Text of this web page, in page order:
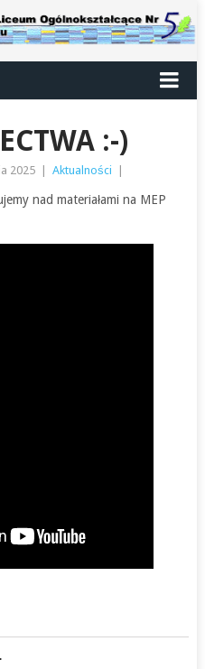
:-)
2025 Aktualności
nad materiałami na MEP